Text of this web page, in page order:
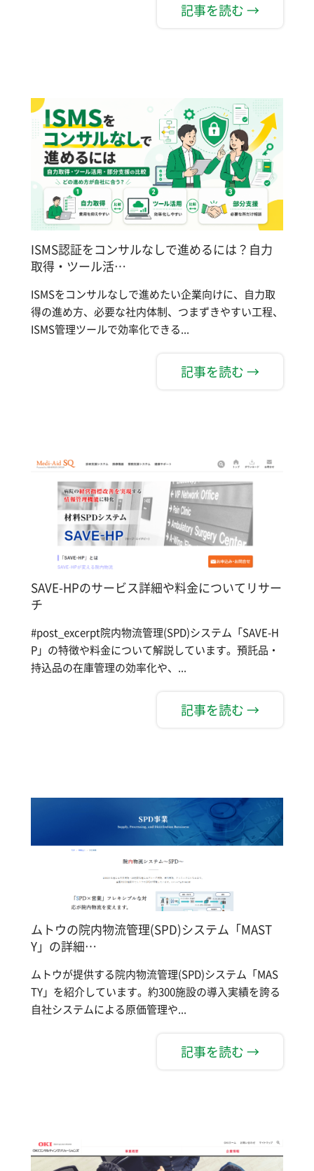
記事を読む →
ISMS認証をコンサルなしで進めるには？自力
取得・ツール活…
ISMSをコンサルなしで進めたい企業向けに、自力取
得の進め方、必要な社内体制、つまずきやすい工程、
ISMS管理ツールで効率化できる...
記事を読む →
SAVE-HPのサービス詳細や料金についてリサー
チ
#post_excerpt院内物流管理(SPD)システム「SAVE-H
P」の特徴や料金について解説しています。預託品・
持込品の在庫管理の効率化や、...
記事を読む →
ムトウの院内物流管理(SPD)システム「MAST
Y」の詳細…
ムトウが提供する院内物流管理(SPD)システム「MAS
TY」を紹介しています。約300施設の導入実績を誇る
自社システムによる原価管理や...
記事を読む →